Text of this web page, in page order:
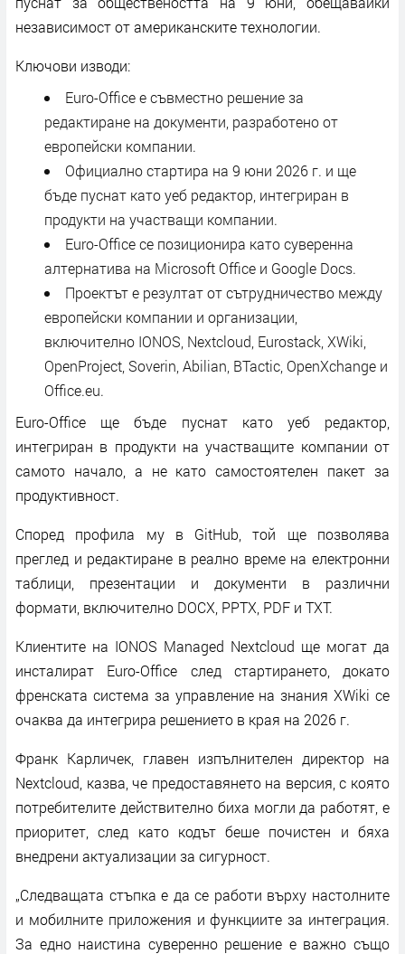
независимост от американските технологии.
Ключови изводи:
Euro-Office е съвместно решение за
редактиране на документи, разработено от
европейски компании.
Официално стартира на 9 юни 2026 г. и ще
бъде пуснат като уеб редактор, интегриран в
продукти на участващи компании.
Euro-Office се позиционира като суверенна
алтернатива на Microsoft Office и Google Docs.
Проектът е резултат от сътрудничество между
европейски компании и организации,
включително IONOS, Nextcloud, Eurostack, XWiki,
OpenProject, Soverin, Abilian, BTactic, OpenXchange и
Office.eu.
Euro-Office ще бъде пуснат като уеб редактор,
интегриран в продукти на участващите компании от
самото начало, а не като самостоятелен пакет за
продуктивност.
Според профила му в GitHub, той ще позволява
преглед и редактиране в реално време на електронни
таблици, презентации и документи в различни
формати, включително DOCX, PPTX, PDF и TXT.
Клиентите на IONOS Managed Nextcloud ще могат да
инсталират Euro-Office след стартирането, докато
френската система за управление на знания XWiki се
очаква да интегрира решението в края на 2026 г.
Франк Карличек, главен изпълнителен директор на
Nextcloud, казва, че предоставянето на версия, с която
потребителите действително биха могли да работят, е
приоритет, след като кодът беше почистен и бяха
внедрени актуализации за сигурност.
„Следващата стъпка е да се работи върху настолните
и мобилните приложения и функциите за интеграция.
За едно наистина суверенно решение е важно също